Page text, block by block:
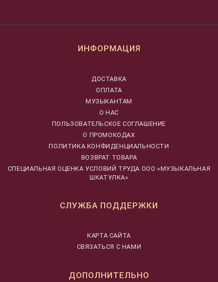
ИНФОРМАЦИЯ
ДОСТАВКА
ОПЛАТА
МУЗЫКАНТАМ
О НАС
ПОЛЬЗОВАТЕЛЬСКОЕ СОГЛАШЕНИЕ
О ПРОМОКОДАХ
ПОЛИТИКА КОНФИДЕНЦИАЛЬНОСТИ
ВОЗВРАТ ТОВАРА
CПЕЦИАЛЬНАЯ ОЦЕНКА УСЛОВИЙ ТРУДА ООО «МУЗЫКАЛЬНАЯ
ШКАТУЛКА»
СЛУЖБА ПОДДЕРЖКИ
КАРТА САЙТА
СВЯЗАТЬСЯ С НАМИ
ДОПОЛНИТЕЛЬНО